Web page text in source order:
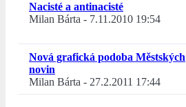
Nacisté a antinacisté
Milan Bárta - 7.11.2010 19:54
Nová grafická podoba Městských
novin
Milan Bárta - 27.2.2011 17:44